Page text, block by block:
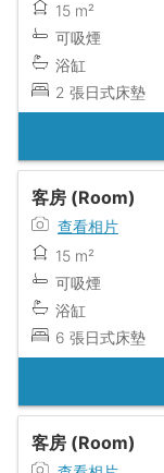
15 m²
可吸煙
浴缸
2 張日式床墊
客房 (Room)
查看相片
15 m²
可吸煙
浴缸
6 張日式床墊
客房 (Room)